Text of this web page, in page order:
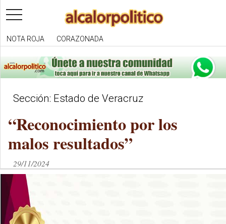
toggle
navigation
NOTA ROJA CORAZONADA
Sección: Estado de Veracruz
“Reconocimiento por los
malos resultados”
29/11/2024